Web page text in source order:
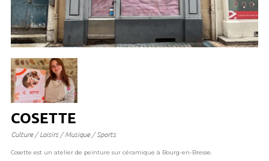
COSETTE
Culture / Loisirs / Musique / Sports
Cosette est un atelier de peinture sur céramique à Bourg-en-Bresse.